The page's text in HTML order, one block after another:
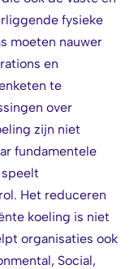
fysieke
moeten nauwer
en
te
over
zijn niet
fundamentele
Het reduceren
koeling is niet
organisaties ook
Social,